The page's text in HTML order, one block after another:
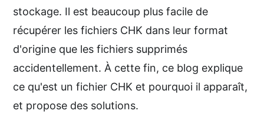
stockage. Il est beaucoup plus facile de
récupérer les fichiers CHK dans leur format
d'origine que les fichiers supprimés
accidentellement. À cette fin, ce blog explique
ce qu'est un fichier CHK et pourquoi il apparaît,
et propose des solutions.